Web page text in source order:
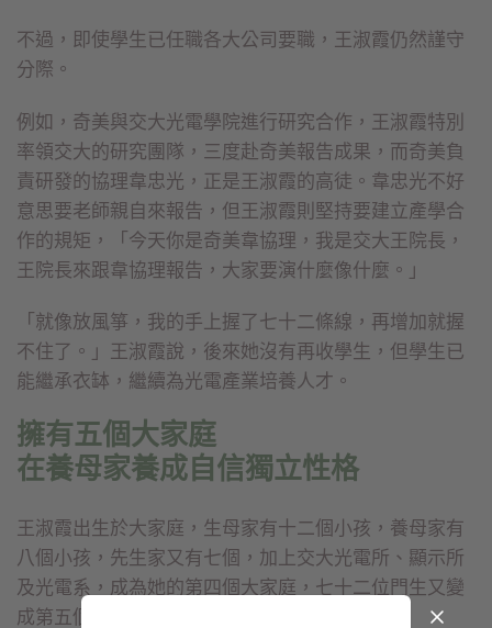
不過，即使學生已任職各大公司要職，王淑霞仍然謹守
分際。
例如，奇美與交大光電學院進行研究合作，王淑霞特別
率領交大的研究團隊，三度赴奇美報告成果，而奇美負
責研發的協理韋忠光，正是王淑霞的高徒。韋忠光不好
意思要老師親自來報告，但王淑霞則堅持要建立產學合
作的規矩，「今天你是奇美韋協理，我是交大王院長，
王院長來跟韋協理報告，大家要演什麼像什麼。」
「就像放風箏，我的手上握了七十二條線，再增加就握
不住了。」王淑霞說，後來她沒有再收學生，但學生已
能繼承衣缽，繼續為光電產業培養人才。
擁有五個大家庭
在養母家養成自信獨立性格
王淑霞出生於大家庭，生母家有十二個小孩，養母家有
八個小孩，先生家又有七個，加上交大光電所、顯示所
及光電系，成為她的第四個大家庭，七十二位門生又變
成第五個大家庭。